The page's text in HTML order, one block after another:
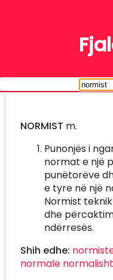
NORMIST m.
Punonjës i
normat e një
punëtorëve
e tyre në një
Normist
dhe
ndërresës.
Shih edhe:
normale normalisht